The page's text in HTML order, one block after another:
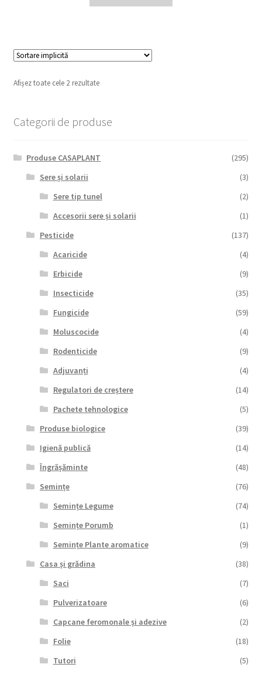
Afișez toate cele 2 rezultate
Categorii de produse
Produse CASAPLANT
(295)
Sere și solarii
(3)
Sere tip tunel
(2)
Accesorii sere și solarii
(1)
Pesticide
(137)
Acaricide
(4)
Erbicide
(9)
Insecticide
(35)
Fungicide
(59)
Moluscocide
(4)
Rodenticide
(9)
Adjuvanți
(4)
Regulatori de creștere
(14)
Pachete tehnologice
(5)
Produse biologice
(39)
Igienă publică
(14)
Îngrășăminte
(48)
Semințe
(76)
Semințe Legume
(74)
Semințe Porumb
(1)
Semințe Plante aromatice
(9)
Casa și grădina
(38)
Saci
(7)
Pulverizatoare
(6)
Capcane feromonale și adezive
(2)
Folie
(18)
Tutori
(5)